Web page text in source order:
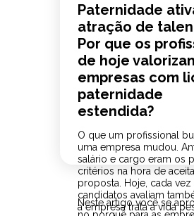
Paternidade
atração de
Por que os
de hoje
empresas com
paternidade
estendida?
O que um profissional
uma empresa mudou.
salário e cargo eram os
critérios na hora de
proposta. Hoje, cada vez
candidatos avaliam
a empresa trata a vida
Neste artigo você se